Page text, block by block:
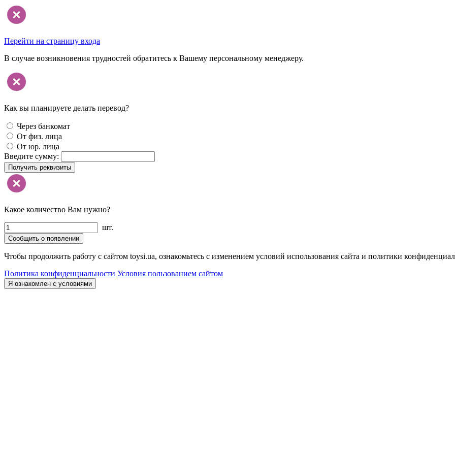
Перейти на страницу входа
В случае возникновения трудностей обратитесь к Вашему персональному менеджеру.
Как вы планируете делать перевод?
Через банкомат
От физ. лица
От юр. лица
Введите сумму:
Получить реквизиты
Какое количество Вам нужно?
шт.
Сообщить о появлении
Чтобы продолжить работу с сайтом toysi.ua, ознакомьтесь с изменением условий использования сайта и политики
Политика конфиденциальности Условия пользованием сайтом
Я ознакомлен с условиями